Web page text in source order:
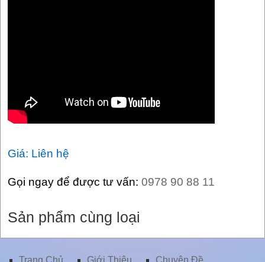
Giá: Liên hệ
Gọi ngay để được tư vấn: 0978 90 88 11
Sản phẩm cùng loại
Trang Chủ Giới Thiệu Chuyên Ðề